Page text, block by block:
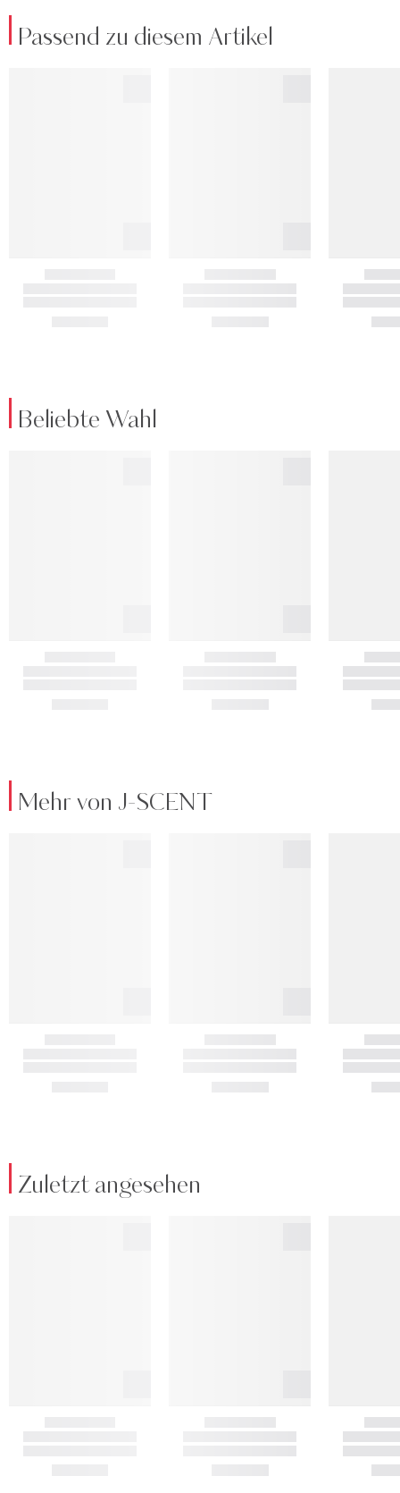
Passend zu diesem Artikel
Beliebte Wahl
Mehr von J-SCENT
Zuletzt angesehen